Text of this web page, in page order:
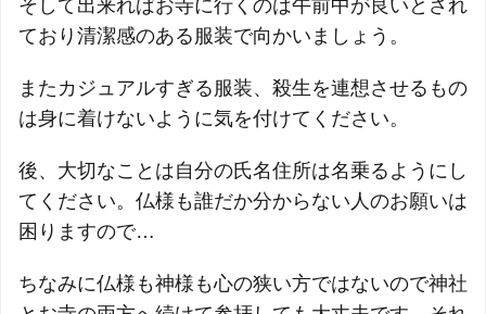
そして出来ればお寺に行くのは午前中が良いとされ
ており清潔感のある服装で向かいましょう。
またカジュアルすぎる服装、殺生を連想させるもの
は身に着けないように気を付けてください。
後、大切なことは自分の氏名住所は名乗るようにし
てください。仏様も誰だか分からない人のお願いは
困りますので…
ちなみに仏様も神様も心の狭い方ではないので神社